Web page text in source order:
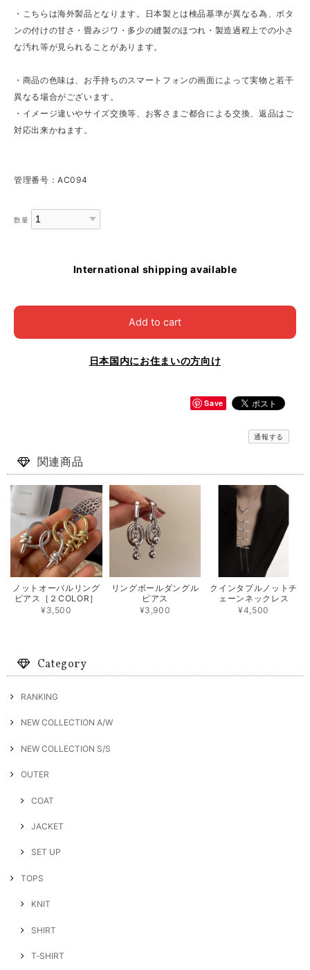
・こちらは海外製品となります。日本製とは検品基準が異なる為、ボタ
ンの付けの甘さ・畳みジワ・多少の縫製のほつれ・製造過程上での小さ
な汚れ等が見られることがあります。
・商品の色味は、お手持ちのスマートフォンの画面によって実物と若干
異なる場合がございます。
・イメージ違いやサイズ交換等、お客さまご都合による交換、返品はご
対応出来かねます。
管理番号：AC094
数量
International shipping available
Add to cart
日本国内にお住まいの方向け
Save
通報する
関連商品
ノットオーバルリング
ピアス［２COLOR］
¥3,500
リングボールダングル
ピアス
¥3,900
クインタプルノットチ
ェーンネックレス
¥4,500
Category
RANKING
NEW COLLECTION A/W
NEW COLLECTION S/S
OUTER
COAT
JACKET
SET UP
TOPS
KNIT
SHIRT
T‐SHIRT